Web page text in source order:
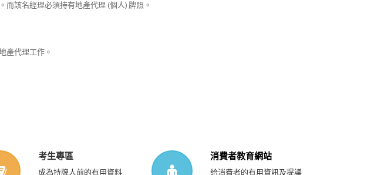
而該名經理必須持有地產代理 (個人) 牌照。
產代理工作。
考生專區
成為持牌人前的有用資料
消費者教育網站
給消費者的有用資訊及提議